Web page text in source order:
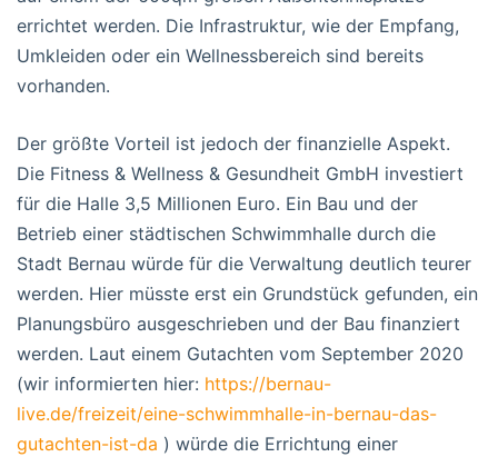
errichtet werden. Die Infrastruktur, wie der Empfang,
Umkleiden oder ein Wellnessbereich sind bereits
vorhanden.
Der größte Vorteil ist jedoch der finanzielle Aspekt.
Die Fitness & Wellness & Gesundheit GmbH investiert
für die Halle 3,5 Millionen Euro. Ein Bau und der
Betrieb einer städtischen Schwimmhalle durch die
Stadt Bernau würde für die Verwaltung deutlich teurer
werden. Hier müsste erst ein Grundstück gefunden, ein
Planungsbüro ausgeschrieben und der Bau finanziert
werden. Laut einem Gutachten vom September 2020
(wir informierten hier: https://bernau-
live.de/freizeit/eine-schwimmhalle-in-bernau-das-
gutachten-ist-da ) würde die Errichtung einer